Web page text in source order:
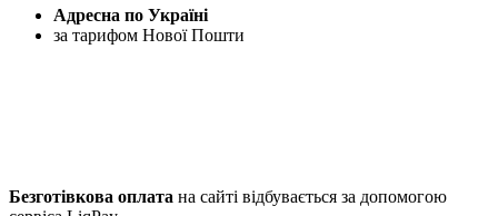
Адресна по Україні
за тарифом Нової Пошти
Безготівкова оплата на сайті відбувається за допомогою